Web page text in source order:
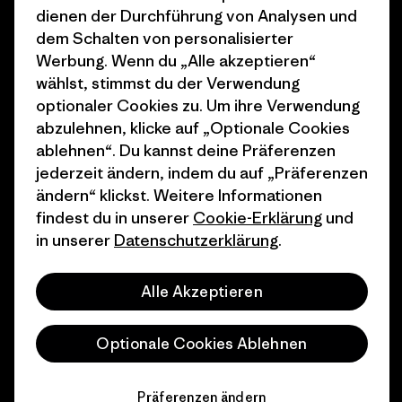
Wie wir finanzieren
Geschenkgutscheine
Stores in deiner
Nähe
Affiliate-Programm
Patagonia Deutschland
Seitenverzeichnis
© 2026 Patagonia, Inc. All Rights Reserved.
Deutsch
dienen der Durchführung von Analysen und
dem Schalten von personalisierter
Werbung. Wenn du „Alle akzeptieren“
wählst, stimmst du der Verwendung
optionaler Cookies zu. Um ihre Verwendung
abzulehnen, klicke auf „Optionale Cookies
ablehnen“. Du kannst deine Präferenzen
jederzeit ändern, indem du auf „Präferenzen
ändern“ klickst. Weitere Informationen
findest du in unserer Cookie-Erklärung und
in unserer Datenschutzerklärung.
Alle Akzeptieren
Optionale Cookies Ablehnen
Präferenzen ändern